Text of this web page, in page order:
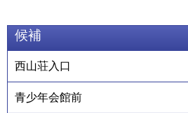
候補
西山荘入口
青少年会館前